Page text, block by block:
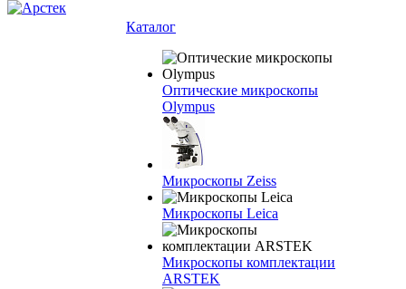
Каталог
Оптические микроскопы
Olympus
Микроскопы Zeiss
Микроскопы Leica
Микроскопы комплектации
ARSTEK